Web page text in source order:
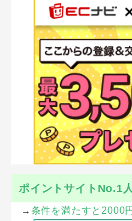
ポイントサイトNo.1
→ 条件を満たすと2000